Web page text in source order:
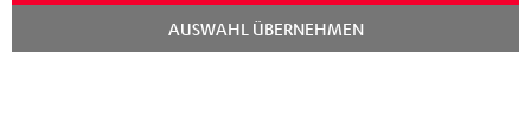
IN-EAR-KOPFHÖRERAUSWAHL ÜBERNEHMEN